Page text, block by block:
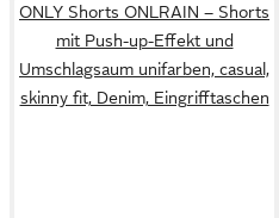
ONLY Shorts ONLRAIN – Shorts
mit Push-up-Effekt und
Umschlagsaum unifarben, casual,
skinny fit, Denim, Eingrifftaschen